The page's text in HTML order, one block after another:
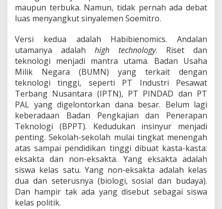
maupun terbuka. Namun, tidak pernah ada debat
luas menyangkut sinyalemen Soemitro.
Versi kedua adalah Habibienomics. Andalan
utamanya adalah high technology. Riset dan
teknologi menjadi mantra utama. Badan Usaha
Milik Negara (BUMN) yang terkait dengan
teknologi tinggi, seperti PT Industri Pesawat
Terbang Nusantara (IPTN), PT PINDAD dan PT
PAL yang digelontorkan dana besar. Belum lagi
keberadaan Badan Pengkajian dan Penerapan
Teknologi (BPPT). Kedudukan insinyur menjadi
penting. Sekolah-sekolah mulai tingkat menengah
atas sampai pendidikan tinggi dibuat kasta-kasta:
eksakta dan non-eksakta. Yang eksakta adalah
siswa kelas satu. Yang non-eksakta adalah kelas
dua dan seterusnya (biologi, sosial dan budaya).
Dan hampir tak ada yang disebut sebagai siswa
kelas politik.